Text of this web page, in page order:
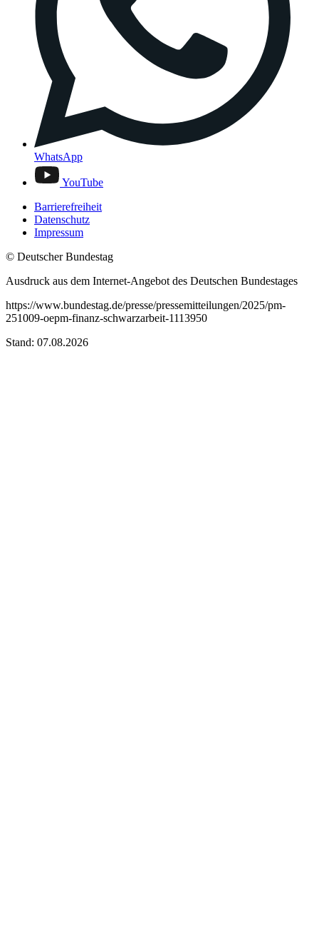
WhatsApp
YouTube
Barrierefreiheit
Datenschutz
Impressum
© Deutscher Bundestag
Ausdruck aus dem Internet-Angebot des Deutschen Bundestages
https://www.bundestag.de/presse/pressemitteilungen/2025/pm-
251009-oepm-finanz-schwarzarbeit-1113950
Stand: 07.08.2026